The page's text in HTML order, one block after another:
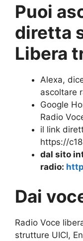
Puoi
diretta
Libera
Alexa,
ascoltare
Google
Radio
il link
https://
dal sito
radio:
Dai
Radio Voce
strutture UICI,